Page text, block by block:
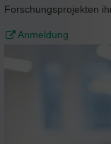
Forschungsprojekten
Anmeldung